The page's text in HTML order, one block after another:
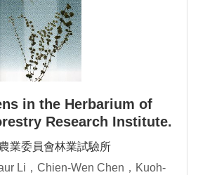
in the Herbarium of
Research Institute.
業委員會林業試驗所
Li，Chien-Wen Chen，Kuoh-